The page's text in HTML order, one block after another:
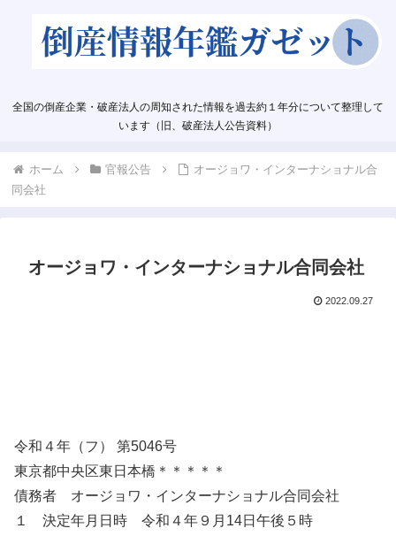
全国の倒産企業・破産法人の周知された情報を過去約１年分について整理して
います（旧、破産法人公告資料）
ホーム 官報公告
オージョワ・インターナショナル合
同会社
オージョワ・インターナショナル合同会社
2022.09.27
令和４年（フ） 第5046号
東京都中央区東日本橋＊＊＊＊＊
債務者 オージョワ・インターナショナル合同会社
１ 決定年月日時 令和４年９月14日午後５時